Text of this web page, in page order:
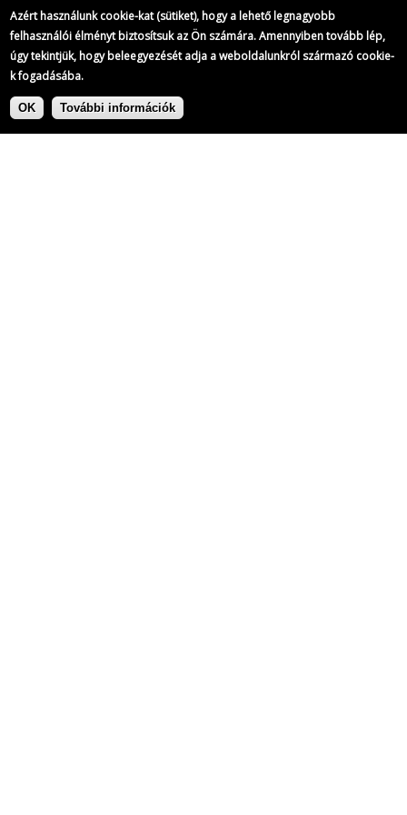
Azért használunk cookie-kat (sütiket), hogy a lehető legnagyobb
felhasználói élményt biztosítsuk az Ön számára. Amennyiben tovább lép,
úgy tekintjük, hogy beleegyezését adja a weboldalunkról származó cookie-
k fogadásába.
OK További információk
Ugrás
Címke: